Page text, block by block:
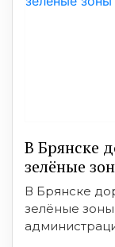
В Брянске
зелёные
В Брянске
зелёные